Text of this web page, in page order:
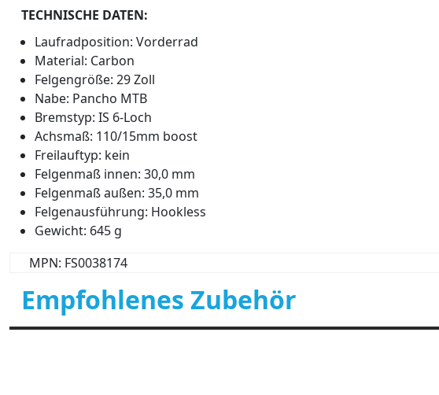
TECHNISCHE DATEN:
Laufradposition: Vorderrad
Material: Carbon
Felgengröße: 29 Zoll
Nabe: Pancho MTB
Bremstyp: IS 6-Loch
Achsmaß: 110/15mm boost
Freilauftyp: kein
Felgenmaß innen: 30,0 mm
Felgenmaß außen: 35,0 mm
Felgenausführung: Hookless
Gewicht: 645 g
MPN: FS0038174
Empfohlenes Zubehör